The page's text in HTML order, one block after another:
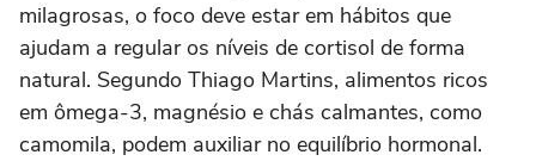
milagrosas, o foco deve estar em hábitos que
ajudam a regular os níveis de cortisol de forma
natural. Segundo Thiago Martins, alimentos ricos
em ômega-3, magnésio e chás calmantes, como
camomila, podem auxiliar no equilíbrio hormonal.